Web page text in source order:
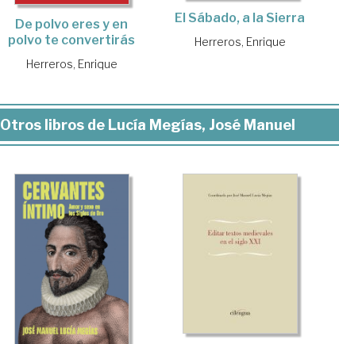
De polvo eres y en
polvo te convertirás
Herreros, Enrique
El Sábado, a la Sierra
Herreros, Enrique
Otros libros de Lucía Megías, José Manuel